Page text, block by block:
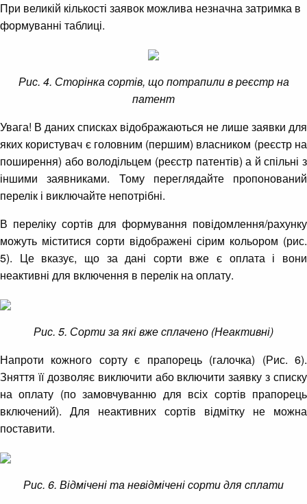
При великій кількості заявок можлива незначна затримка в
формуванні таблиці.
Рис. 4. Сторінка сортів, що потрапили в реєстр на
патент
Увага! В даних списках відображаються не лише заявки для
яких користувач є головним (першим) власником (реєстр на
поширення) або володільцем (реєстр патентів) а й спільні з
іншими заявниками. Тому переглядайте пропонований
перелік і виключайте непотрібні.
В переліку сортів для формування повідомлення/рахунку
можуть міститися сорти відображені сірим кольором (рис.
5). Це вказує, що за дані сорти вже є оплата і вони
неактивні для включення в перелік на оплату.
Рис. 5. Сорти за які вже сплачено (Неактивні)
Напроти кожного сорту є прапорець (галочка) (Рис. 6).
Зняття її дозволяє виключити або включити заявку з списку
на оплату (по замовчуванню для всіх сортів прапорець
включений). Для неактивних сортів відмітку не можна
поставити.
Рис. 6. Відмічені та невідмічені сорти для сплати